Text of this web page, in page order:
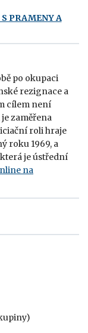
PRAMENY A
po okupaci
rezignace a
cílem není
zaměřena
roli hraje
roku 1969, a
je ústřední
na